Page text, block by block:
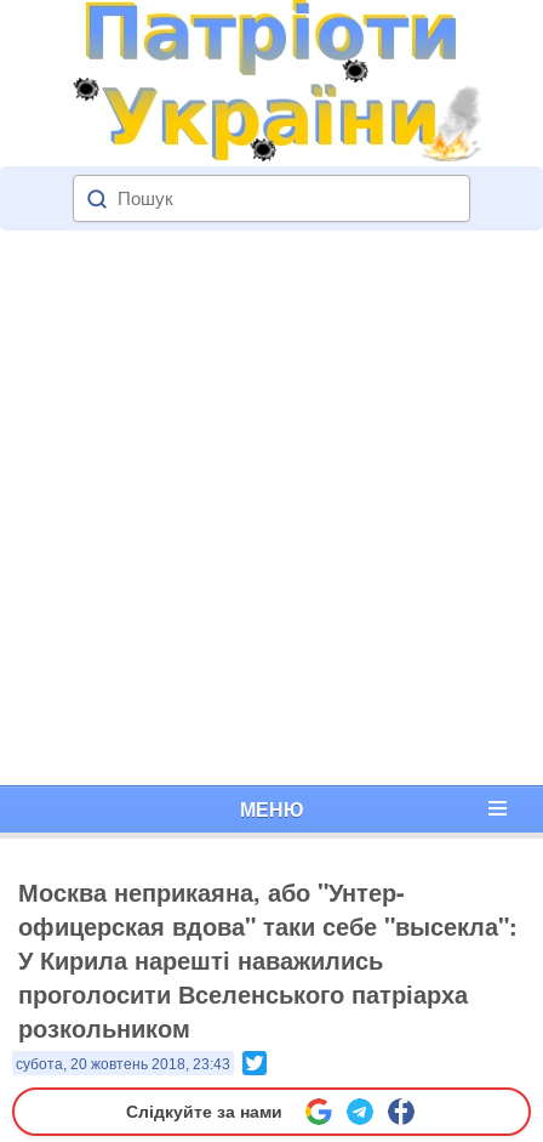
МЕНЮ
Москва неприкаяна, або "Унтер-
офицерская вдова" таки себе "высекла":
У Кирила нарешті наважились
проголосити Вселенського патріарха
розкольником
субота, 20 жовтень 2018, 23:43
Слідкуйте за нами